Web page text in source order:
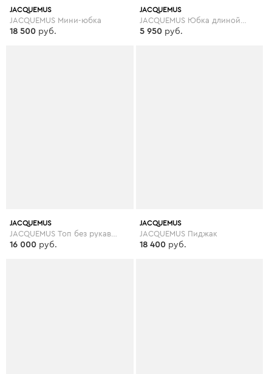
JACQUEMUS
JACQUEMUS Мини-юбка
18 500 руб.
JACQUEMUS
5 950 руб.
JACQUEMUS
16 000 руб.
JACQUEMUS
JACQUEMUS Пиджак
18 400 руб.